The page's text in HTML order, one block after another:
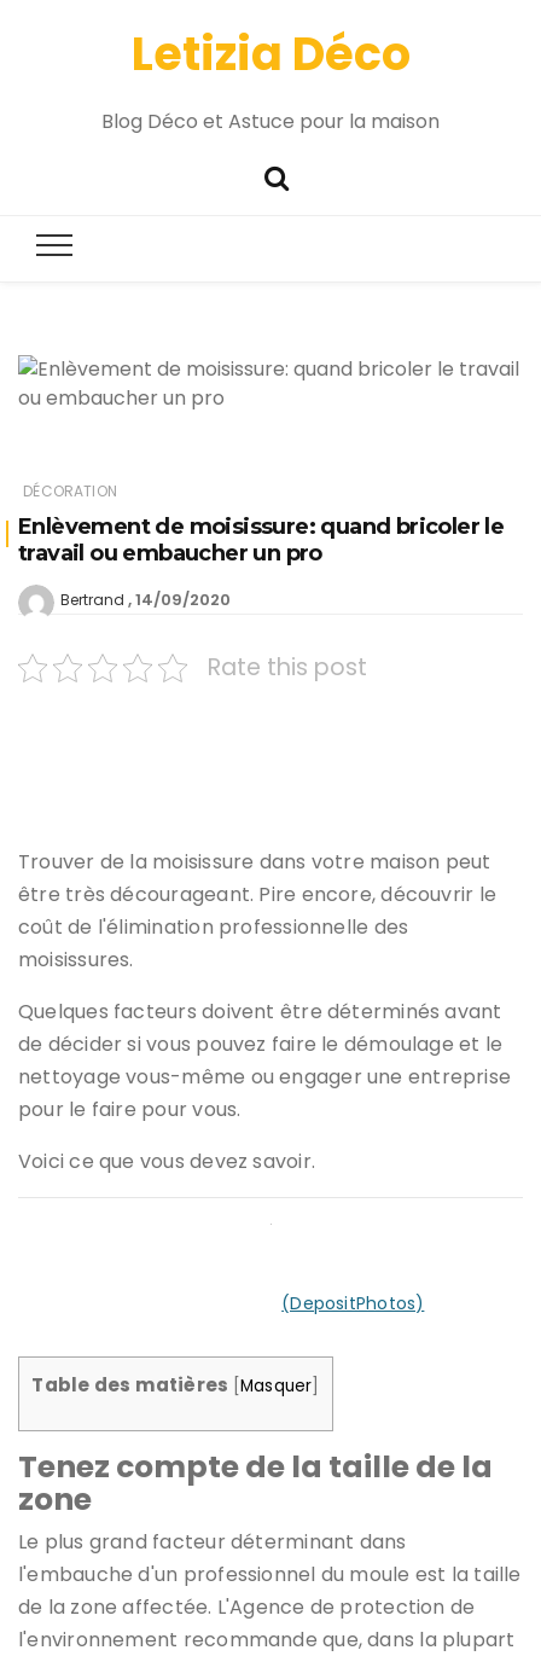
Letizia Déco
Blog Déco et Astuce pour la maison
DÉCORATION
Enlèvement de moisissure: quand bricoler le
travail ou embaucher un pro
Bertrand 14/09/2020
Rate this post
Trouver de la moisissure dans votre maison peut
être très décourageant. Pire encore, découvrir le
coût de l'élimination professionnelle des
moisissures.
Quelques facteurs doivent être déterminés avant
de décider si vous pouvez faire le démoulage et le
nettoyage vous-même ou engager une entreprise
pour le faire pour vous.
Voici ce que vous devez savoir.
(DepositPhotos)
Table des matières Masquer
Tenez compte de la taille de la
zone
Le plus grand facteur déterminant dans
l'embauche d'un professionnel du moule est la taille
de la zone affectée. L'Agence de protection de
l'environnement recommande que, dans la plupart